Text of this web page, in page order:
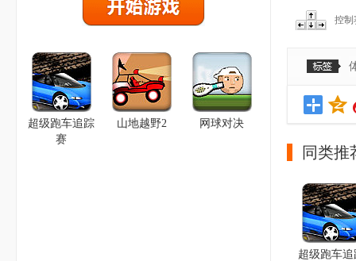
超级跑车追踪
赛
山地越野2 网球对决
控制
同类推
超级跑车追